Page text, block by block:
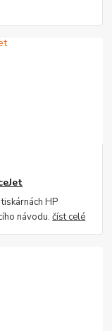
HP
návodu.číst celé